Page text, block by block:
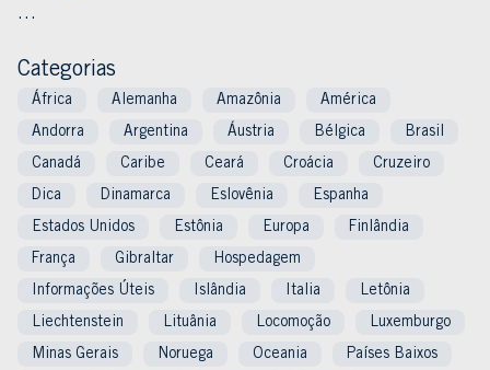
…
Categorias
África Alemanha Amazônia América
Andorra Argentina Áustria Bélgica Brasil
Canadá Caribe Ceará Croácia Cruzeiro
Dica Dinamarca Eslovênia Espanha
Estados Unidos Estônia Europa Finlândia
França Gibraltar Hospedagem
Informações Úteis Islândia Italia Letônia
Liechtenstein Lituânia Locomoção Luxemburgo
Minas Gerais Noruega Oceania Países Baixos